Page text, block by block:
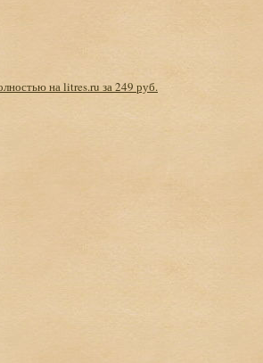
на litres.ru за 249 руб.